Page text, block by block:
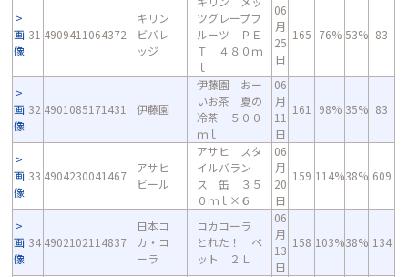
画
像
31 4909411064372
キリン
ビバレ
ッジ
ツグレープフ
ルーツ ＰＥ
Ｔ ４８０ｍ
ｌ
06
月
25
日
165 76% 53% 83
画
像
32 4901085171431 伊藤園
伊藤園 おー
いお茶 夏の
冷茶 ５００
ｍｌ
06
月
11
日
161 98% 35% 83
画
像
33 4904230041467
アサヒ
ビール
アサヒ スタ
イルバラン
ス 缶 ３５
０ｍｌ×６
06
月
20
日
159 114%38% 609
画
像
34 4902102114837
日本コ
カ・コ
ーラ
コカコーラ
とれた！ ペ
ット ２Ｌ
06
月
13
日
158 103%38% 134